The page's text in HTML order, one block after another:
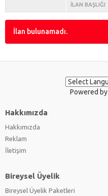
İLAN BAŞLIĞI
İlan bulunamadı.
Powered by
Hakkımızda
Hakkımızda
Reklam
İletişim
Bireysel Üyelik
Bireysel Üyelik Paketleri